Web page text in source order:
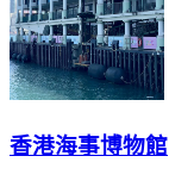
香港海事博物館